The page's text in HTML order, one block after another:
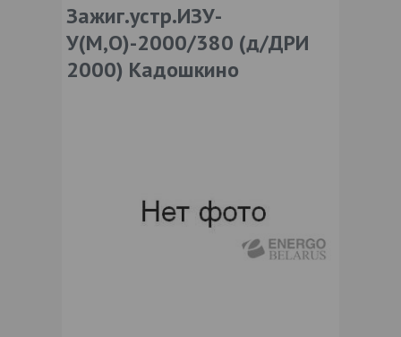
Зажиг.устр.ИЗУ-
У(М,О)-2000/380 (д/ДРИ
2000) Кадошкино